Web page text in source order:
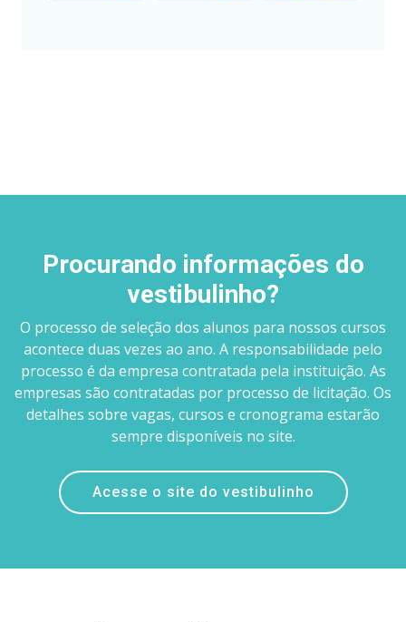
Procurando informações do
vestibulinho?
O processo de seleção dos alunos para nossos cursos
acontece duas vezes ao ano. A responsabilidade pelo
processo é da empresa contratada pela instituição. As
empresas são contratadas por processo de licitação. Os
detalhes sobre vagas, cursos e cronograma estarão
sempre disponíveis no site.
Acesse o site do vestibulinho